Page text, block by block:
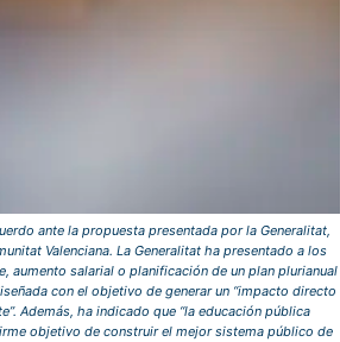
ante la propuesta presentada por la Generalitat,
Valenciana. La Generalitat ha presentado a los
salarial o planificación de un plan plurianual
con el objetivo de generar un “impacto directo
Además, ha indicado que “la educación pública
objetivo de construir el mejor sistema público de